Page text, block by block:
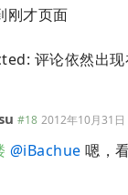
刚才页面
评论依然出
#18 2012年10月31日
@iBachue 嗯，